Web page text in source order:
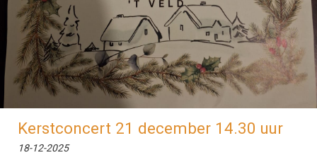
Kerstconcert 21 december 14.30 uur
18-12-2025